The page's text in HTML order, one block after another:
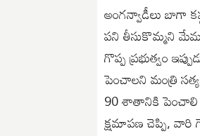
అంగన్వాడీలు బాగా
పని తీసుకొమ్మని
గొప్ప ప్రభుత్వం
పెంచాలని మంత్రి
90 శాతానికి పెంచాలి
క్షమాపణ చెప్పి, వారి